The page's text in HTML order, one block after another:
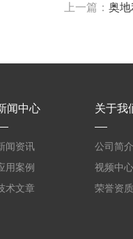
上一篇：奥
闻中心
闻资讯
用案例
术文章
关于我
公司简介
视频中心
荣誉资质